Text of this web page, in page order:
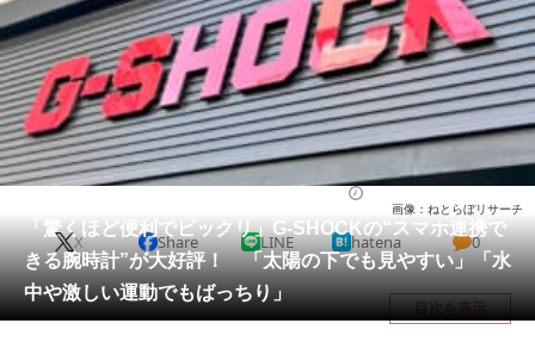
エンタメ クイズ
グルメ 地域
住まい 教育・育児
動物
会員記事
メディア
注目記事を集めた総合ページ
「驚くほど便利でビックリ」G-SHOCKの“スマホ連携で
きる腕時計”が大好評！ 「太陽の下でも見やすい」「水
中や激しい運動でもばっちり」
画像：ねとらぼリサーチ
X Share LINE hatena 0
目次を表示